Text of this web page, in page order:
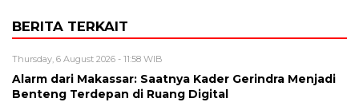
BERITA TERKAIT
Thursday, 6 August 2026 - 11:58 WIB
Alarm dari Makassar: Saatnya Kader Gerindra Menjadi
Benteng Terdepan di Ruang Digital